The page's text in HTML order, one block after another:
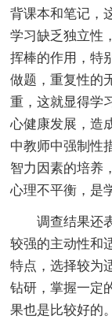
背课本和笔记，
学习缺乏独立性
挥棒的作用，特
做题，重复性的
重，这就显得学
心健康发展，造
中教师中强制性
智力因素的培养
心理不平衡，是
调查结果还表
较强的主动性和
特点，选择较为
钻研，掌握一定
果也是比较好的。